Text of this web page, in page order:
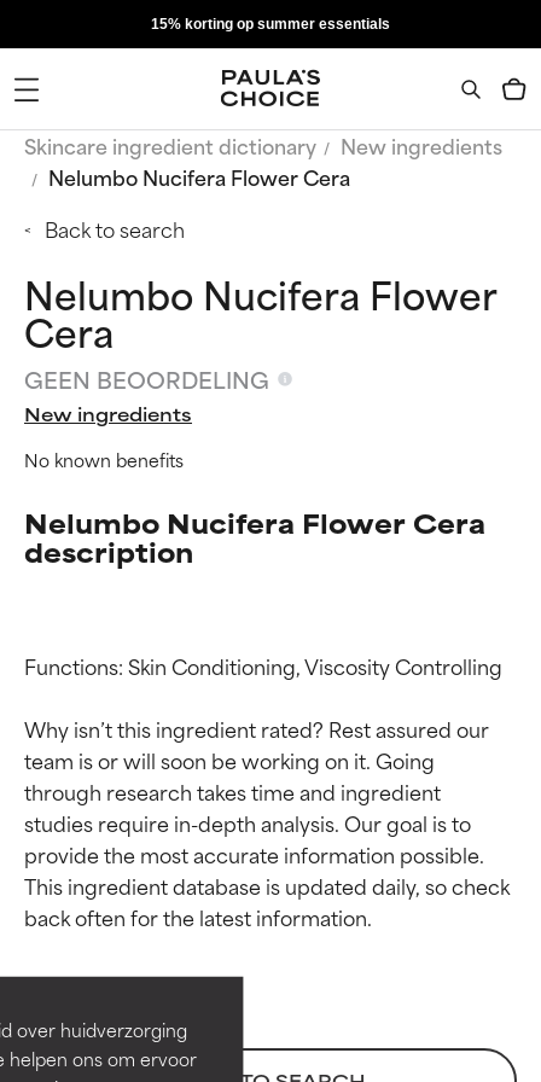
over huidverzorging
helpen ons om ervoor
15% korting op summer essentials
Skincare ingredient dictionary
New ingredients
Nelumbo Nucifera Flower Cera
Back to search
Nelumbo Nucifera Flower
Cera
GEEN BEOORDELING
New ingredients
No known benefits
Nelumbo Nucifera Flower Cera
description
Functions: Skin Conditioning, Viscosity Controlling
Why isn’t this ingredient rated? Rest assured our
team is or will soon be working on it. Going
through research takes time and ingredient
studies require in-depth analysis. Our goal is to
provide the most accurate information possible.
This ingredient database is updated daily, so check
Beoordelingen van
ingrediënten
Bewezen en ondersteund door
onafhankelijk onderzoek.
Beoordelingen van
ingrediënten
Bewezen en ondersteund door
onafhankelijk onderzoek.